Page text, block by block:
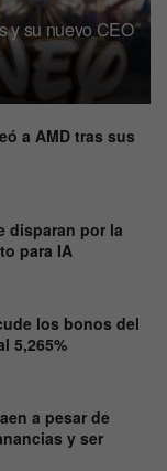
y su nuevo CEO
a AMD tras sus
disparan por la
para IA
los bonos del
5,265%
a pesar de
y ser